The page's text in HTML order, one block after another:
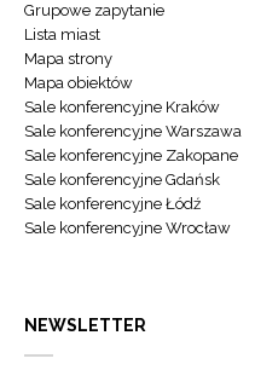
Grupowe zapytanie
Lista miast
Mapa strony
Mapa obiektów
Sale konferencyjne Kraków
Sale konferencyjne Warszawa
Sale konferencyjne Zakopane
Sale konferencyjne Gdańsk
Sale konferencyjne Łódź
Sale konferencyjne Wrocław
NEWSLETTER